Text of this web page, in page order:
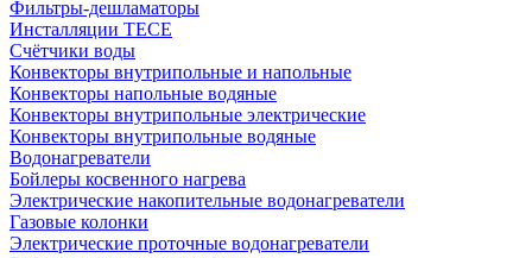
Фильтры-дешламаторы
Инсталляции TECE
Счётчики воды
Конвекторы внутрипольные и напольные
Конвекторы напольные водяные
Конвекторы внутрипольные электрические
Конвекторы внутрипольные водяные
Водонагреватели
Бойлеры косвенного нагрева
Электрические накопительные водонагреватели
Газовые колонки
Электрические проточные водонагреватели